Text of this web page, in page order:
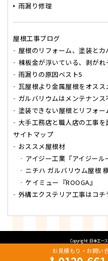
お見積もり・お問い
雨漏り修理
屋根工事ブログ
屋根のリフォーム、塗装と
棟板金が浮いている、剥がれ
雨漏りの原因ベスト5
瓦屋根より金属屋根をオスス
ガルバリウムはメンテナンス
塗装できない屋根とリフォー
大手工務店と職人店の工事を
サイトマップ
おススメ屋根材
アイジー工業『アイジール
ニチハ ガルバリウム屋根
ケイミュー『ROOGA』
外構エクステリア工事はコチ
Copyright 日本エー